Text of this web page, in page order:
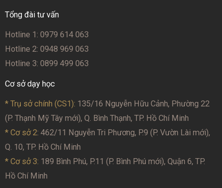
Tổng đài tư vấn
Hotline 1: 0979 614 063
Hotline 2: 0948 969 063
Hotline 3: 0899 499 063
Cơ sở dạy học
* Trụ sở chính (CS1): 135/16 Nguyễn Hữu Cảnh, Phường 22
(P. Thạnh Mỹ Tây mới), Q. Bình Thạnh, TP. Hồ Chí Minh
* Cơ sở 2: 462/11 Nguyễn Tri Phương, P.9 (P. Vườn Lài mới),
Q. 10, TP. Hồ Chí Minh
* Cơ sở 3: 189 Bình Phú, P.11 (P. Bình Phú mới), Quận 6, TP.
Hồ Chí Minh